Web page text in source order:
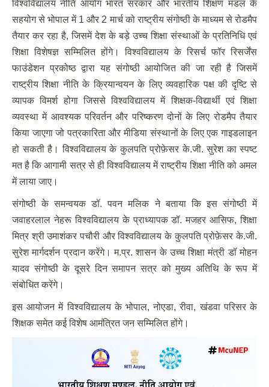
विश्वविद्यालय नीति आयोग भारत सरकार और भारतीय शिक्षण मंडल के
सहयोग से भोपाल में 1 और 2 मार्च को राष्ट्रीय संगोष्ठी के माध्यम से रोडमैप
तैयार कर रहा है, जिसमें देश के बड़े उच्च शिक्षा संस्थाओं के प्रतिनिधि एवं
शिक्षा विशेषज्ञ सम्मिलित होंगे। विश्वविद्यालय के रिसर्च फॉर रिसर्जेंस
फाउंडेशन प्रकोष्ठ द्वारा यह संगोष्ठी आयोजित की जा रही है जिसमें
राष्ट्रीय शिक्षा नीति के क्रियान्वयन के लिए व्यवहारिक पक्ष की दृष्टि से
व्यापक विमर्श होगा जिससे विश्वविद्यालय में शिक्षक-विद्यार्थी एवं शिक्षा
व्यवस्था में आवश्यक परिवर्तन और परिष्करण दोनों के लिए रोडमैप तैयार
किया जाएगा जो पत्रकारिता और मीडिया संस्थानों के लिए एक गाइडलाइन
हो सकती है। विश्वविद्यालय के कुलपति प्रोफ़ेसर के.जी. सुरेश का स्पष्ट
मत है कि आगामी सत्र से ही विश्वविद्यालय में राष्ट्रीय शिक्षा नीति को अमल
में लाया जाए।
संगोष्ठी के समन्वयक डॉ. पवन मलिक ने बताया कि इस संगोष्ठी में
जवाहरलाल नेहरू विश्वविद्यालय के प्राध्यापक डॉ. मजहर आसिफ, शिक्षा
मित्र श्री उमाशंकर पचौरी और विश्वविद्यालय के कुलपति प्रोफ़ेसर के.जी.
सुरेश मार्गदर्शन प्रदान करेंगे। म.प्र. शासन के उच्च शिक्षा मंत्री डॉ मोहन
यादव संगोष्ठी के दूसरे दिन समापन सत्र को मुख्य अतिथि के रूप में
संबोधित करेंगे।
इस आयोजन में विश्वविद्यालय के भोपाल, नोएडा, रीवा, खंडवा परिसर के
शिक्षक समेत कई विशेष आमंत्रित जन सम्मिलित होंगे।